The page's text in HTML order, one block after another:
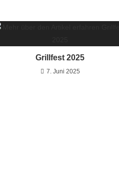
Grillfest 2025
7. Juni 2025